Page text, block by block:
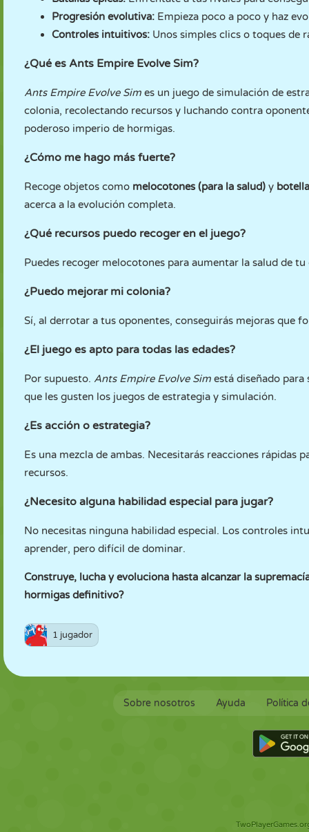
Progresión evolutiva: Empieza poco a poco y haz
Controles intuitivos: Unos simples clics o toques de
¿Qué es Ants Empire Evolve Sim?
Ants Empire Evolve Sim es un juego de simulación de
colonia, recolectando recursos y luchando contra
poderoso imperio de hormigas.
¿Cómo me hago más fuerte?
Recoge objetos como melocotones (para la salud) y
acerca a la evolución completa.
¿Qué recursos puedo recoger en el juego?
Puedes recoger melocotones para aumentar la salud de
¿Puedo mejorar mi colonia?
Sí, al derrotar a tus oponentes, conseguirás mejoras que
¿El juego es apto para todas las edades?
Por supuesto. Ants Empire Evolve Sim está diseñado para
que les gusten los juegos de estrategia y simulación.
¿Es acción o estrategia?
Es una mezcla de ambas. Necesitarás reacciones rápidas
recursos.
¿Necesito alguna habilidad especial para jugar?
No necesitas ninguna habilidad especial. Los controles
aprender, pero difícil de dominar.
Construye, lucha y evoluciona hasta alcanzar la
hormigas definitivo?
1 jugador
Sobre nosotros Ayuda Política